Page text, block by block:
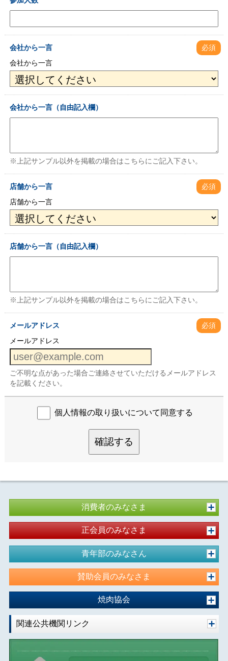
会社から一言
必須
会社から一言
会社から一言（自由記入欄）
※上記サンプル以外を掲載の場合はこちらにご記入下さい。
店舗から一言
必須
店舗から一言
店舗から一言（自由記入欄）
※上記サンプル以外を掲載の場合はこちらにご記入下さい。
メールアドレス
必須
メールアドレス
ご不明な点があった場合ご連絡させていただけるメールアドレス
を記載ください。
個人情報の取り扱いについて同意する
確認する
消費者のみなさま
正会員のみなさま
青年部のみなさん
賛助会員のみなさま
焼肉協会
関連公共機関リンク